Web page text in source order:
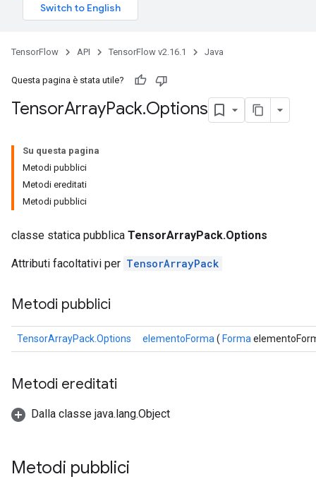
TensorFlow API TensorFlow v2.16.1 Java
Questa pagina è stata utile?
TensorArrayPack.Options
Su questa pagina
Metodi pubblici
Metodi ereditati
Metodi pubblici
classe statica pubblica TensorArrayPack.Options
Attributi facoltativi per TensorArrayPack
Metodi pubblici
TensorArrayPack.Options elementoForma ( Forma
Metodi ereditati
Dalla classe java.lang.Object
Metodi pubblici